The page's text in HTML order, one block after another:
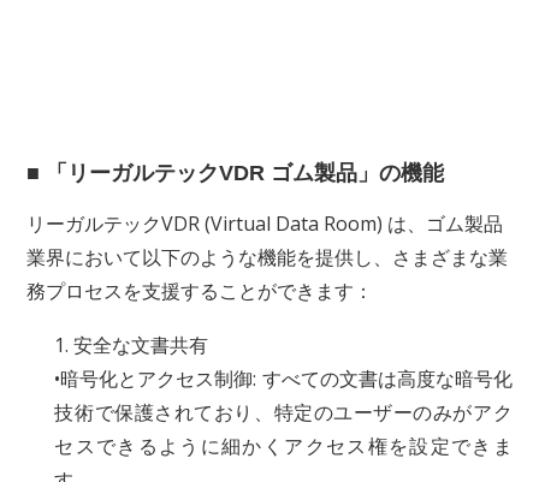
■ 「リーガルテックVDR ゴム製品」の機能
リーガルテックVDR (Virtual Data Room) は、ゴム製品
業界において以下のような機能を提供し、さまざまな業
務プロセスを支援することができます：
1. 安全な文書共有
•暗号化とアクセス制御: すべての文書は高度な暗号化
技術で保護されており、特定のユーザーのみがアク
セスできるように細かくアクセス権を設定できま